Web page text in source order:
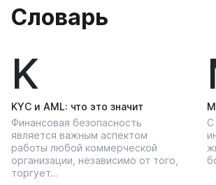
Словарь
K
KYС и AML: что это значит
Финансовая безопасность
является важным аспектом
работы любой коммерческой
организации, независимо от того,
торгует…
С